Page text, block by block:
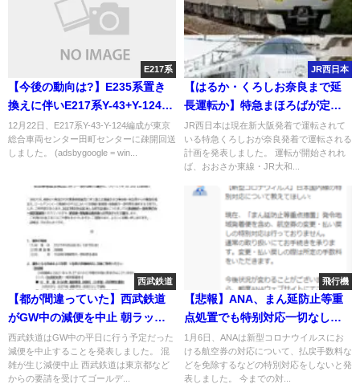
E217系
【今後の動向は?】E235系置き
換えに伴いE217系Y-43+Y-124編
成が田町に疎開回送 世代交代始
まる
12月22日、E217系Y-43-Y-124編成が東京
総合車両センター田町センターに疎開回送
しました。 (adsbygoogle = win...
JR西日本
【はるか・くろしお奈良まで延
長運転か】特急まほろばが定期
列車化へ2023年春ダイヤ改正予
測
JR西日本は現在新大阪発着で運転されて
いる特急くろしおが奈良発着で運転される
計画を発表しました。 運転が開始されれ
ば、おおさか東線・JR大和...
西武鉄道
【都が間違っていた】西武鉄道
がGW中の減便を中止 朝ラッシ
ュの混雑に耐えきれず
西武鉄道はGW中の平日に行う予定だった
減便を中止することを発表しました。 混
雑が生じ減便中止 西武鉄道は東京都など
からの要請を受けてゴールデ...
飛行機
【悲報】ANA、まん延防止等重
点処置でも特别対応一切なし！
自粛しても半額を超える高額な
手数料請求 ラウンジ制限も
1月6日、ANAは新型コロナウイルスにお
ける航空券の対応について、払戻手数料な
どを免除するなどの特別対応をしないと発
表しました。 今までの対...